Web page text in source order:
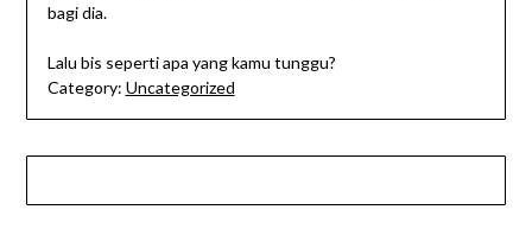
bagi dia.
Lalu bis seperti apa yang kamu tunggu?
Category: Uncategorized